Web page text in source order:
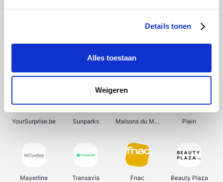
Details tonen
Alles toestaan
Weigeren
Shein Bergfreunde Pazzox Smartwatchbanden
YourSurprise.be Sunparks Maisons du Monde Plein
Mayerline Transavia Fnac Beauty Plaza